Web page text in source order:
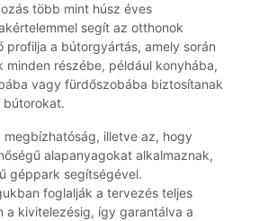
több mint húsz éves
segít az otthonok
profilja a bútorgyártás, amely során
minden részébe, például konyhába,
vagy fürdőszobába biztosítanak
bútorokat.
megbízhatóság, illetve az, hogy
alapanyagokat alkalmaznak,
géppark segítségével.
foglalják a tervezés teljes
a kivitelezésig, így garantálva a